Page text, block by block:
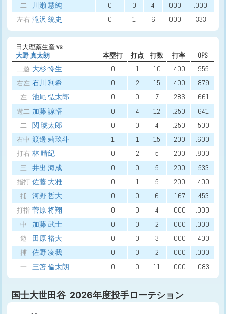
二 川瀨 慧純 0 0 4 .000 .000
左右 滝沢 統史 0 1 6 .000 .333
日大理薬生産 vs
大野 真太朗
本塁打 打点 打数 打率
OPS
二遊 大杉 怜生 0 1 10 .400 .955
右左 石川 利希 0 2 15 .400 .879
左 池尾 弘太郎 0 0 7 .286 .661
遊二 加藤 諒悟 0 4 12 .250 .641
二 関 琥太郎 0 0 4 .250 .500
右中 渡邊 莉玖斗 1 1 15 .200 .600
打右 林 晴紀 0 2 5 .200 .800
三 井出 海成 0 0 5 .200 .533
指打 佐藤 大雅 0 1 5 .200 .400
捕 河野 哲大 0 0 6 .167 .453
打指 菅原 将翔 0 0 4 .000 .000
中 加藤 武士 0 0 2 .000 .000
遊 田原 裕大 0 0 3 .000 .400
捕 佐野 凌我 0 0 2 .000 .000
一 三笘 倫太朗 0 0 11 .000 .083
国士大世田谷 2026年度投手ローテション